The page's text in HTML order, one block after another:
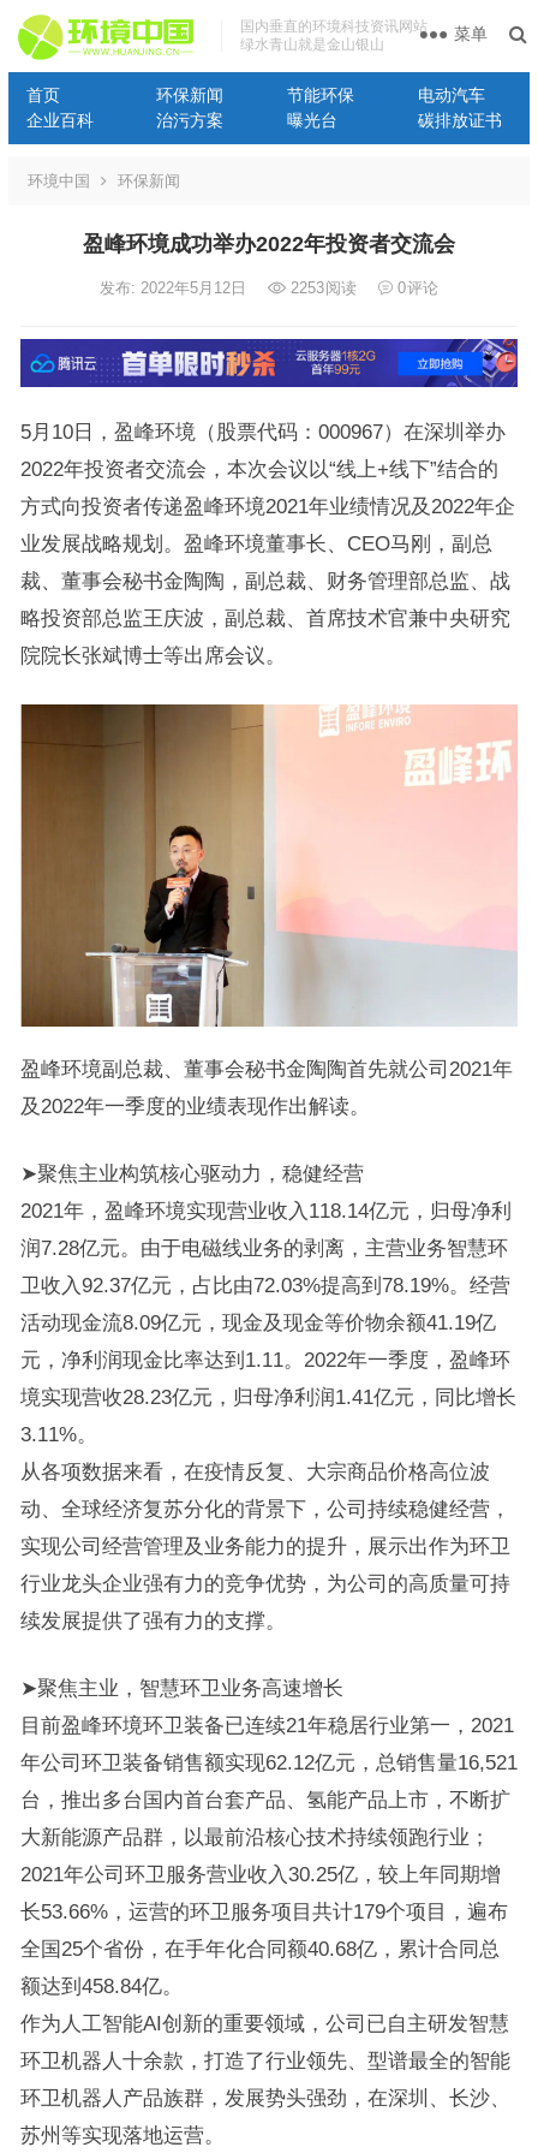
国内垂直的环境科技资讯网站
绿水青山就是金山银山
首页 环保新闻 节能环保
电动汽车
企业百科
治污方案 曝光台 碳排放证书
菜单
环境中国 环保新闻
盈峰环境成功举办2022年投资者交流会
发布: 2022年5月12日 2253阅读 0评论
5月10日，盈峰环境（股票代码：000967）在深圳举办
2022年投资者交流会，本次会议以“线上+线下”结合的
方式向投资者传递盈峰环境2021年业绩情况及2022年企
业发展战略规划。盈峰环境董事长、CEO马刚，副总
裁、董事会秘书金陶陶，副总裁、财务管理部总监、战
略投资部总监王庆波，副总裁、首席技术官兼中央研究
院院长张斌博士等出席会议。
盈峰环境副总裁、董事会秘书金陶陶首先就公司2021年
及2022年一季度的业绩表现作出解读。
➤聚焦主业构筑核心驱动力，稳健经营
2021年，盈峰环境实现营业收入118.14亿元，归母净利
润7.28亿元。由于电磁线业务的剥离，主营业务智慧环
卫收入92.37亿元，占比由72.03%提高到78.19%。经营
活动现金流8.09亿元，现金及现金等价物余额41.19亿
元，净利润现金比率达到1.11。2022年一季度，盈峰环
境实现营收28.23亿元，归母净利润1.41亿元，同比增长
3.11%。
从各项数据来看，在疫情反复、大宗商品价格高位波
动、全球经济复苏分化的背景下，公司持续稳健经营，
实现公司经营管理及业务能力的提升，展示出作为环卫
行业龙头企业强有力的竞争优势，为公司的高质量可持
续发展提供了强有力的支撑。
➤聚焦主业，智慧环卫业务高速增长
目前盈峰环境环卫装备已连续21年稳居行业第一，2021
年公司环卫装备销售额实现62.12亿元，总销售量16,521
台，推出多台国内首台套产品、氢能产品上市，不断扩
大新能源产品群，以最前沿核心技术持续领跑行业；
2021年公司环卫服务营业收入30.25亿，较上年同期增
长53.66%，运营的环卫服务项目共计179个项目，遍布
全国25个省份，在手年化合同额40.68亿，累计合同总
额达到458.84亿。
作为人工智能AI创新的重要领域，公司已自主研发智慧
环卫机器人十余款，打造了行业领先、型谱最全的智能
环卫机器人产品族群，发展势头强劲，在深圳、长沙、
苏州等实现落地运营。